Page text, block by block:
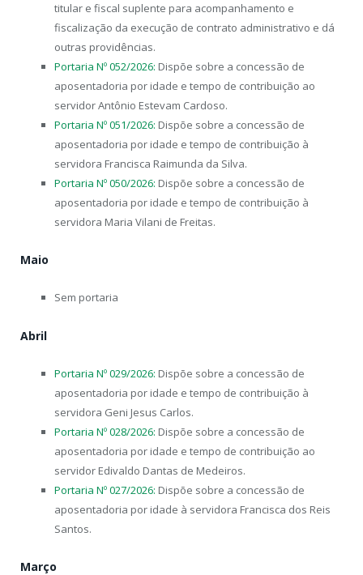
titular e fiscal suplente para acompanhamento e
fiscalização da execução de contrato administrativo e dá
outras providências.
Portaria Nº 052/2026: Dispõe sobre a concessão de
aposentadoria por idade e tempo de contribuição ao
servidor Antônio Estevam Cardoso.
Portaria Nº 051/2026: Dispõe sobre a concessão de
aposentadoria por idade e tempo de contribuição à
servidora Francisca Raimunda da Silva.
Portaria Nº 050/2026: Dispõe sobre a concessão de
aposentadoria por idade e tempo de contribuição à
servidora Maria Vilani de Freitas.
Maio
Sem portaria
Abril
Portaria Nº 029/2026: Dispõe sobre a concessão de
aposentadoria por idade e tempo de contribuição à
servidora Geni Jesus Carlos.
Portaria Nº 028/2026: Dispõe sobre a concessão de
aposentadoria por idade e tempo de contribuição ao
servidor Edivaldo Dantas de Medeiros.
Portaria Nº 027/2026: Dispõe sobre a concessão de
aposentadoria por idade à servidora Francisca dos Reis
Santos.
Março